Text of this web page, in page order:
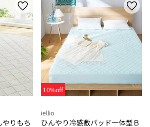
やりもち
10%off
iellio
ひんやり冷感敷パッド一体型Ｂ